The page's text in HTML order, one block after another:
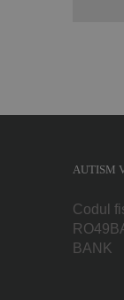
AUTISM
Codul
BANK